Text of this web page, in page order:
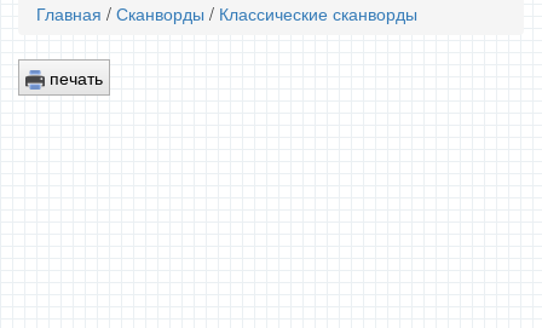
Главная / Сканворды / Классические сканворды
печать